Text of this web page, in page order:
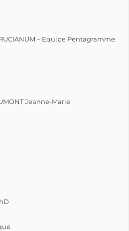
– Equipe Pentagramme
Jeanne-Marie